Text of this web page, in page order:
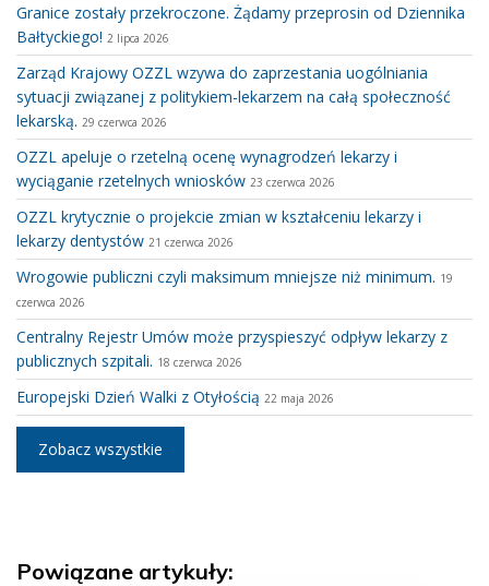
Granice zostały przekroczone. Żądamy przeprosin od Dziennika
Bałtyckiego! 2 lipca 2026
Zarząd Krajowy OZZL wzywa do zaprzestania uogólniania
sytuacji związanej z politykiem-lekarzem na całą społeczność
lekarską. 29 czerwca 2026
OZZL apeluje o rzetelną ocenę wynagrodzeń lekarzy i
wyciąganie rzetelnych wniosków 23 czerwca 2026
OZZL krytycznie o projekcie zmian w kształceniu lekarzy i
lekarzy dentystów 21 czerwca 2026
Wrogowie publiczni czyli maksimum mniejsze niż minimum. 19
czerwca 2026
Centralny Rejestr Umów może przyspieszyć odpływ lekarzy z
publicznych szpitali. 18 czerwca 2026
Europejski Dzień Walki z Otyłością 22 maja 2026
Zobacz wszystkie
Powiązane artykuły: